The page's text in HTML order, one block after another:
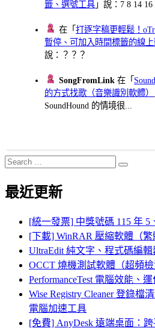
籤、選號工具 」說：7 8 14 16
在「打逐字稿更輕鬆！
暫停、可加入時間標籤的線
說：？？？
SongFromLink 在「
的方式找歌（音樂識別軟體）
SoundHound 的情境很...
Search
for:
Search
最近更新
[統一發票] 中獎號碼 115 年 5
[下載] WinRAR 壓縮軟體（繁
UltraEdit 純文字、程式碼編輯
OCCT 燒機測試軟體（超頻檢
PerformanceTest 電腦效能、
Wise Registry Cleaner 登錄檔
電腦加速工具
[免費] AnyDesk 遠端桌面：